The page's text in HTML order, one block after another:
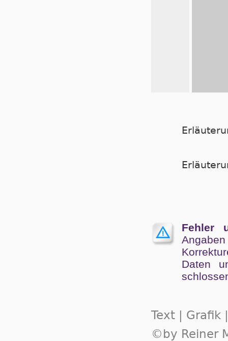
Fehler
Angaben
Da­ten
Text | Grafik
©by Reiner